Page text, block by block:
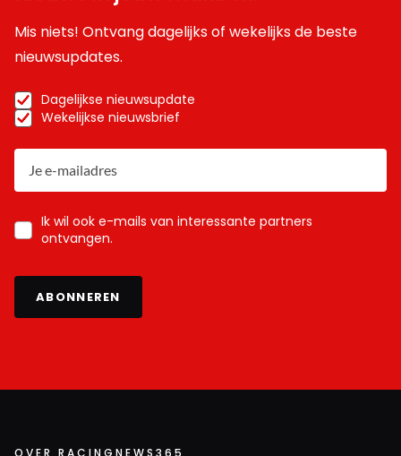
Mis niets! Ontvang dagelijks of wekelijks de beste
nieuwsupdates.
Dagelijkse nieuwsupdate
Wekelijkse nieuwsbrief
Ik wil ook e-mails van interessante partners
ontvangen.
ABONNEREN
OVER RACINGNEWS365